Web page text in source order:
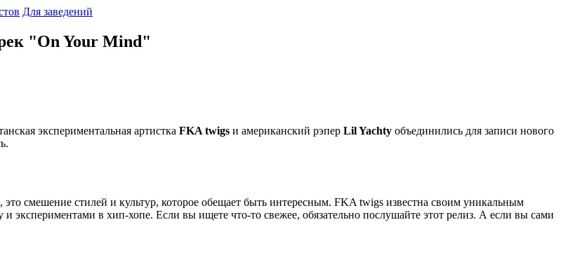
Для заведений
"On Your Mind"
экспериментальная артистка FKA twigs и американский рэпер Lil Yachty объединились для записи нового
смешение стилей и культур, которое обещает быть интересным. FKA twigs известна своим уникальным
в хип-хопе. Если вы ищете что-то свежее, обязательно послушайте этот релиз. А если вы сами